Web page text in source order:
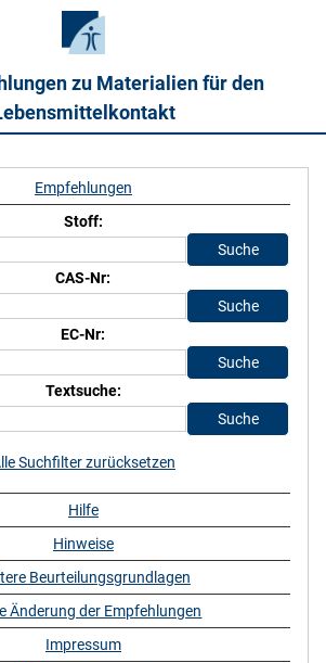
zu Materialien für den
Empfehlungen
Stoff:
CAS-Nr:
EC-Nr:
Textsuche:
Suchfilter zurücksetzen
Hilfe
Hinweise
Beurteilungsgrundlagen
Änderung der Empfehlungen
Impressum